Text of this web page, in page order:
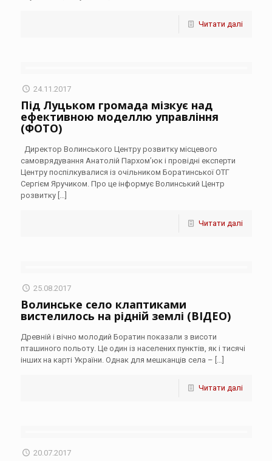
Читати далі
24.11.2017
Під Луцьком громада мізкує над
ефективною моделлю управління
(ФОТО)
Директор Волинського Центру розвитку місцевого
самоврядування Анатолій Пархом’юк і провідні експерти
Центру поспілкувалися із очільником Боратинської ОТГ
Сергієм Яручиком. Про це інформує Волинський Центр
розвитку[…]
Читати далі
25.08.2017
Волинське село клаптиками
вистелилось на рідній землі (ВІДЕО)
Древній і вічно молодий Боратин показали з висоти
пташиного польоту. Це один із населених пунктів, як і тисячі
інших на карті України. Однак для мешканців села – […]
Читати далі
20.07.2017